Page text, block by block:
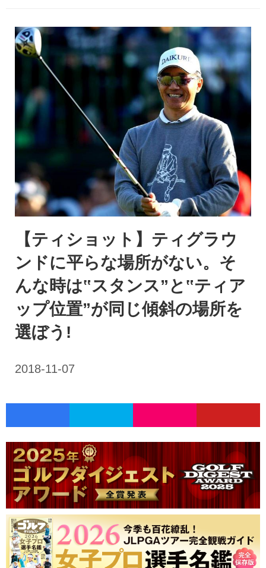
【ティショット】ティグラウ
ンドに平らな場所がない。そ
んな時は‟スタンス”と‟ティア
ップ位置”が同じ傾斜の場所を
選ぼう!